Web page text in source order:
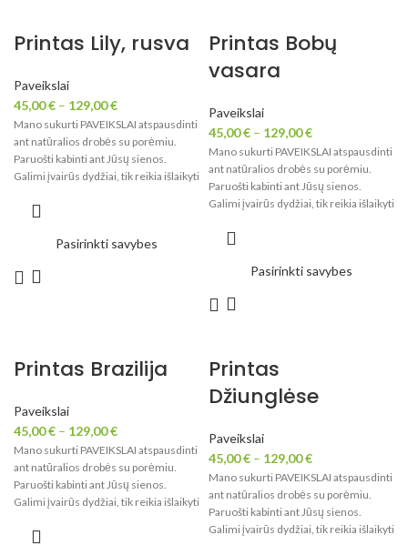
Printas Lily, rusva
Paveikslai
45,00€ – 129,00€
Mano sukurti PAVEIKSLAI atspausdinti
ant natūralios drobės su porėmiu.
Paruošti kabinti ant Jūsų sienos.
Galimi įvairūs dydžiai, tik reikia išlaikyti
Pasirinkti savybes
Printas Bobų
vasara
Paveikslai
45,00€ – 129,00€
Mano sukurti PAVEIKSLAI atspausdinti
ant natūralios drobės su porėmiu.
Paruošti kabinti ant Jūsų sienos.
Galimi įvairūs dydžiai, tik reikia išlaikyti
Pasirinkti savybes
Printas Brazilija
Paveikslai
45,00€ – 129,00€
Mano sukurti PAVEIKSLAI atspausdinti
ant natūralios drobės su porėmiu.
Paruošti kabinti ant Jūsų sienos.
Galimi įvairūs dydžiai, tik reikia išlaikyti
Printas
Džiunglėse
Paveikslai
45,00€ – 129,00€
Mano sukurti PAVEIKSLAI atspausdinti
ant natūralios drobės su porėmiu.
Paruošti kabinti ant Jūsų sienos.
Galimi įvairūs dydžiai, tik reikia išlaikyti